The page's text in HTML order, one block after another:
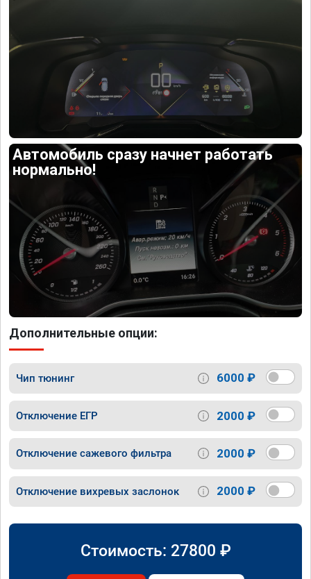
Автомобиль сразу начнет работать
нормально!
Дополнительные опции:
Чип тюнинг 6000 ₽
Отключение ЕГР 2000 ₽
Отключение сажевого фильтра 2000 ₽
Отключение вихревых заслонок 2000 ₽
Стоимость: 27800 ₽